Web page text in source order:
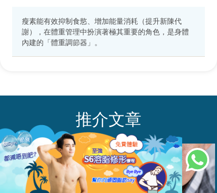
瘦素能有效抑制食慾、增加能量消耗（提升新陳代
謝），在體重管理中扮演著極其重要的角色，是身體
內建的「體重調節器」。
推介文章